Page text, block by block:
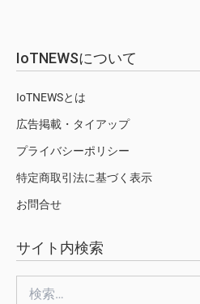
IoTNEWSについて
IoTNEWSとは
広告掲載・タイアップ
プライバシーポリシー
特定商取引法に基づく表示
お問合せ
サイト内検索